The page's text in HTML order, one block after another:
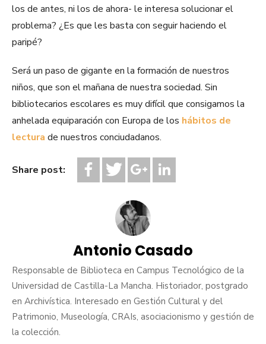
los de antes, ni los de ahora- le interesa solucionar el
problema? ¿Es que les basta con seguir haciendo el
paripé?
Será un paso de gigante en la formación de nuestros
niños, que son el mañana de nuestra sociedad. Sin
bibliotecarios escolares es muy difícil que consigamos la
anhelada equiparación con Europa de los hábitos de
lectura de nuestros conciudadanos.
Share post:
Antonio Casado
Responsable de Biblioteca en Campus Tecnológico de la
Universidad de Castilla-La Mancha. Historiador, postgrado
en Archivística. Interesado en Gestión Cultural y del
Patrimonio, Museología, CRAIs, asociacionismo y gestión de
la colección.